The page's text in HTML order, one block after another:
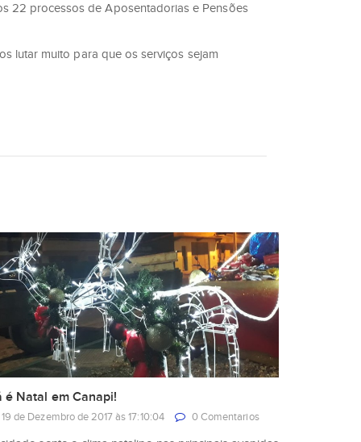
22 processos de Aposentadorias e Pensões
lutar muito para que os serviços sejam
é Natal em Canapi!
19 de Dezembro de 2017 às 17:10:04 0 Comentarios